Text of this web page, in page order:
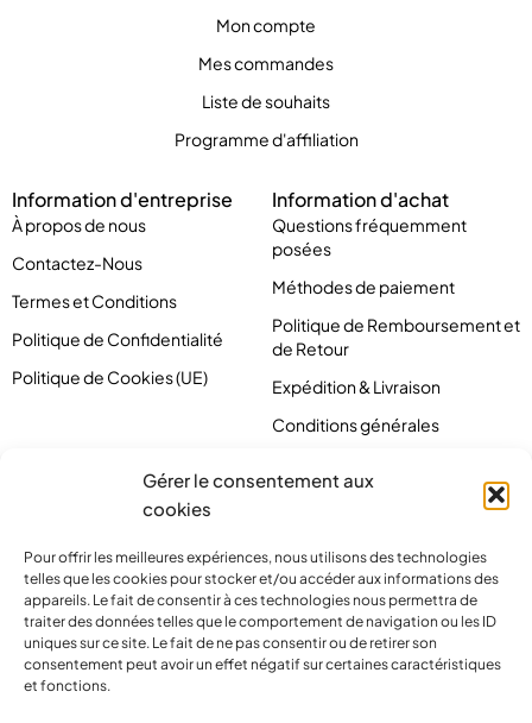
Gérer le consentement aux
cookies
Pour offrir les meilleures expériences, nous utilisons des technologies
telles que les cookies pour stocker et/ou accéder aux informations des
appareils. Le fait de consentir à ces technologies nous permettra de
traiter des données telles que le comportement de navigation ou les ID
uniques sur ce site. Le fait de ne pas consentir ou de retirer son
consentement peut avoir un effet négatif sur certaines caractéristiques
et fonctions.
Mon compte
Mes commandes
Liste de souhaits
Programme d'affiliation
Information d'entreprise
À propos de nous
Contactez-Nous
Termes et Conditions
Politique de Confidentialité
Politique de Cookies (UE)
Information d'achat
Questions fréquemment
posées
Méthodes de paiement
Politique de Remboursement et
de Retour
Expédition & Livraison
Conditions générales